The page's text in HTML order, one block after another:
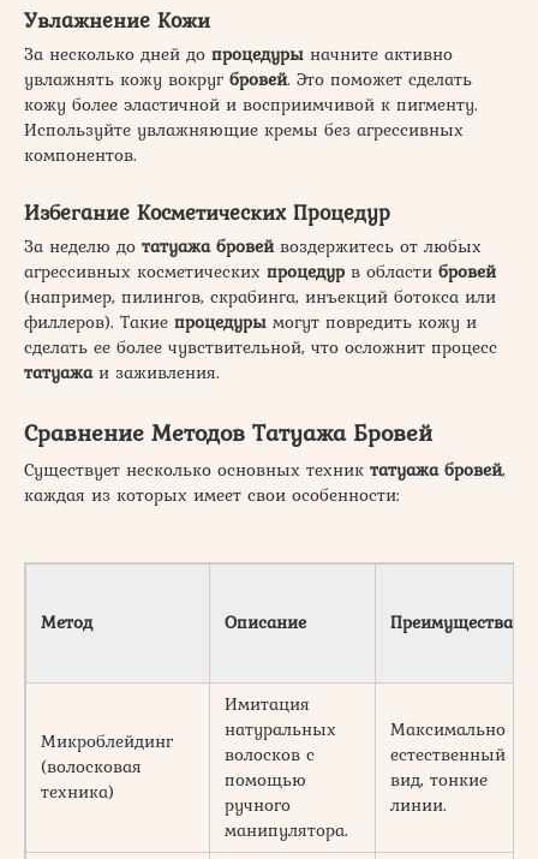
Увлажнение Кожи
За несколько дней до процедуры начните активно
увлажнять кожу вокруг бровей. Это поможет сделать
кожу более эластичной и восприимчивой к пигменту.
Используйте увлажняющие кремы без агрессивных
компонентов.
Избегание Косметических Процедур
За неделю до татуажа бровейвоздержитесь от любых
агрессивных косметических процедур в области бровей
(например, пилингов, скрабинга, инъекций ботокса или
филлеров). Такие процедуры могут повредить кожу и
сделать ее более чувствительной, что осложнит процесс
татуажаи заживления.
Сравнение Методов Татуажа Бровей
Существует несколько основных техник татуажа бровей,
каждая из которых имеет свои особенности:
Метод Описание Преимущества
Микроблейдинг
(волосковая
техника)
Имитация
натуральных
волосков с
помощью
ручного
манипулятора.
Максимально
естественный
вид, тонкие
линии.